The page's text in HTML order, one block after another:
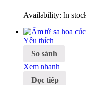
Availability: In
Yêu thích
So sánh
Xem nhanh
Đọc tiếp